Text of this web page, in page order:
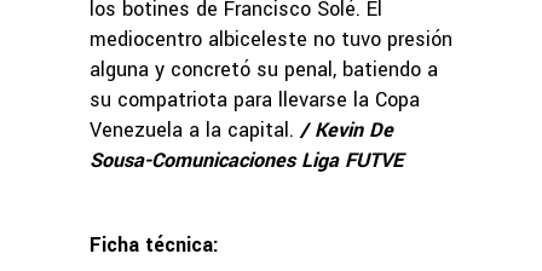
los botines de Francisco Solé. El
mediocentro albiceleste no tuvo presión
alguna y concretó su penal, batiendo a
su compatriota para llevarse la Copa
Venezuela a la capital./ Kevin De
Sousa-Comunicaciones Liga FUTVE
Ficha técnica: